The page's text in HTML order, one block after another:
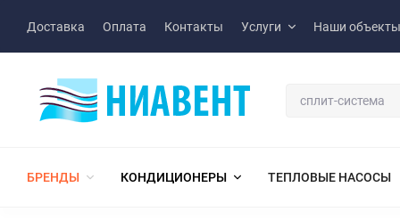
Доставка Оплата Контакты Услуги Наши объекты
БРЕНДЫ КОНДИЦИОНЕРЫ ТЕПЛОВЫЕ НАСОСЫ